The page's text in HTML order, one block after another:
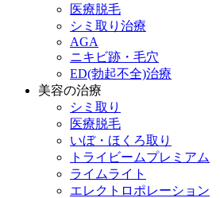
医療脱毛
シミ取り治療
AGA
ニキビ跡・毛穴
ED(勃起不全)治療
美容の治療
シミ取り
医療脱毛
いぼ・ほくろ取り
トライビームプレミアム
ライムライト
エレクトロポレーション